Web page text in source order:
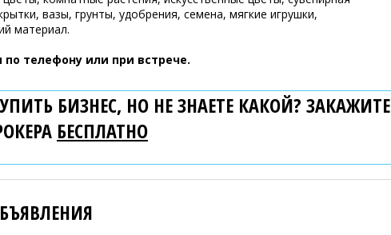
вазы, грунты, удобрения, семена, мягкие игрушки,
материал.
по телефону или при встрече.
БИЗНЕС, НО НЕ ЗНАЕТЕ КАКОЙ? ЗАКАЖИТЕ
БЕСПЛАТНО